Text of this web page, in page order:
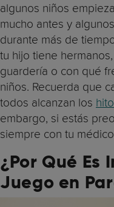
algunos niños
mucho antes y
durante más de
tu hijo tiene
guardería o con qué
niños. Recuerda que
todos alcanzan los
embargo, si estás
siempre con tu
¿Por Qué Es
Juego en